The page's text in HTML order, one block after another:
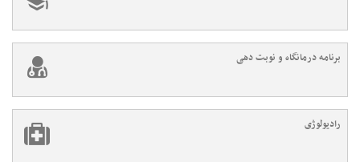
برنامه درمانگاه و نوبت دهی
رادیولوژی